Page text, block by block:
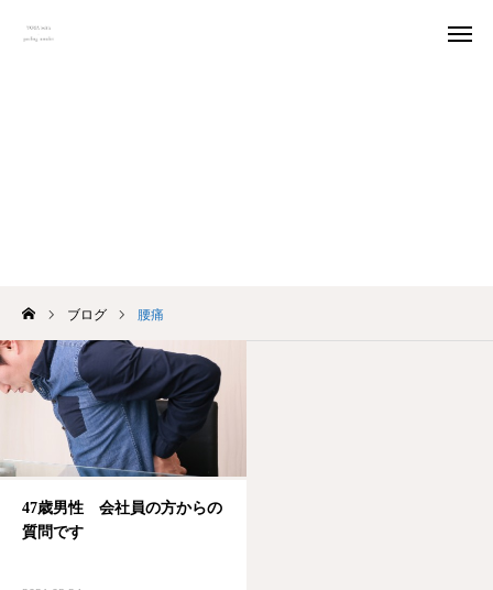
ブログ 腰痛
47歳男性 会社員の方からの
質問です
トップページ
ごあいさつ
MENU
オーナー紹介
店舗紹介